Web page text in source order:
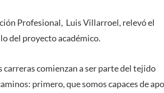
Profesional, Luis Villarroel, relevó el
del proyecto académico.
carreras comienzan a ser parte del tejido
primero, que somos capaces de